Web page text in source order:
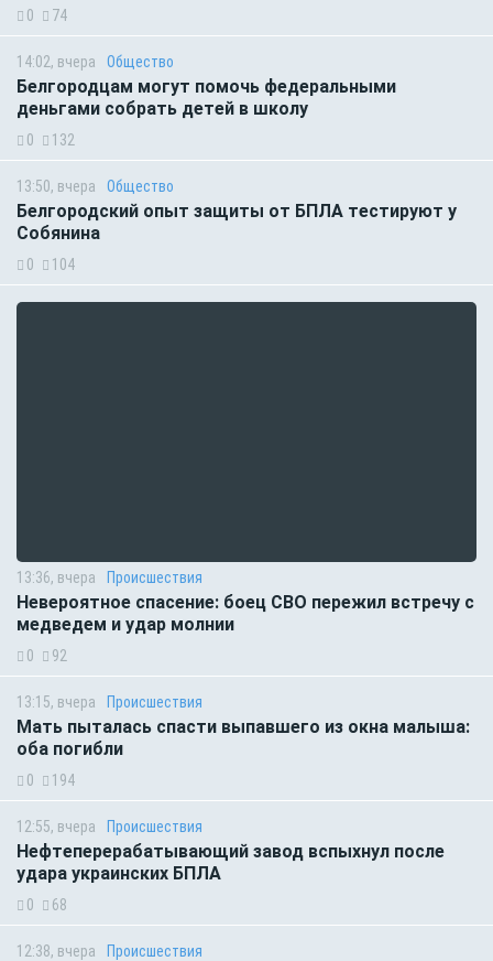
0 74
14:02, вчера Общество
Белгородцам могут помочь федеральными
деньгами собрать детей в школу
0 132
13:50, вчера Общество
Белгородский опыт защиты от БПЛА тестируют у
Собянина
0 104
13:36, вчера Происшествия
Невероятное спасение: боец СВО пережил встречу с
медведем и удар молнии
0 92
13:15, вчера Происшествия
Мать пыталась спасти выпавшего из окна малыша:
оба погибли
0 194
12:55, вчера Происшествия
Нефтеперерабатывающий завод вспыхнул после
удара украинских БПЛА
0 68
12:38, вчера Происшествия